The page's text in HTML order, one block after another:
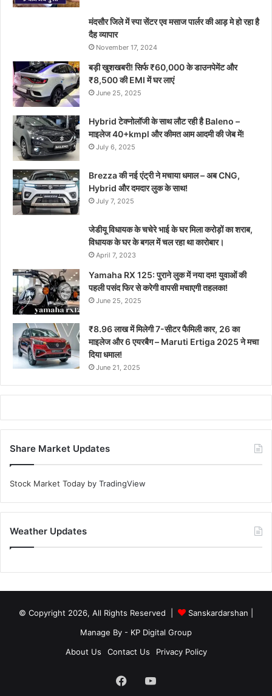
मंदसौर जिले में स्पा सेंटर एव मसाज पार्लर की आड़ मे हो रहा है
दैह व्यापार
November 17, 2024
बड़ी खुशखबरी! सिर्फ ₹60,000 के डाउनपेमेंट और
₹8,500 की EMI में घर लाएं
June 25, 2025
Hybrid टेक्नोलॉजी के साथ लौट रही है Baleno –
माइलेज 40+kmpl और कीमत आम आदमी की जेब में!
July 6, 2025
Brezza की नई एंट्री ने मचाया धमाल – अब CNG,
Hybrid और दमदार लुक के साथ!
July 7, 2025
जेडीयू विधायक के चचेरे भाई के घर मिला करोड़ों का शराब,
विधायक के घर के बगल में चल रहा था कारोबार।
April 7, 2023
Yamaha RX 125: पुराने लुक में नया दम! युवाओं की
पहली पसंद फिर से करेगी वापसी मचाएगी तहलका!
June 25, 2025
₹8.96 लाख में मिलेगी 7-सीटर फैमिली कार, 26 का
माइलेज और 6 एयरबैग – Maruti Ertiga 2025 ने मचा
दिया धमाल!
June 21, 2025
Share Market Updates
Stock Market Today by TradingView
Weather Updates
© Copyright 2026, All Rights Reserved | Sanskardarshan
Manage By - KP Digital Group
About Us
Contact Us Privacy Policy
FacebookYouTube